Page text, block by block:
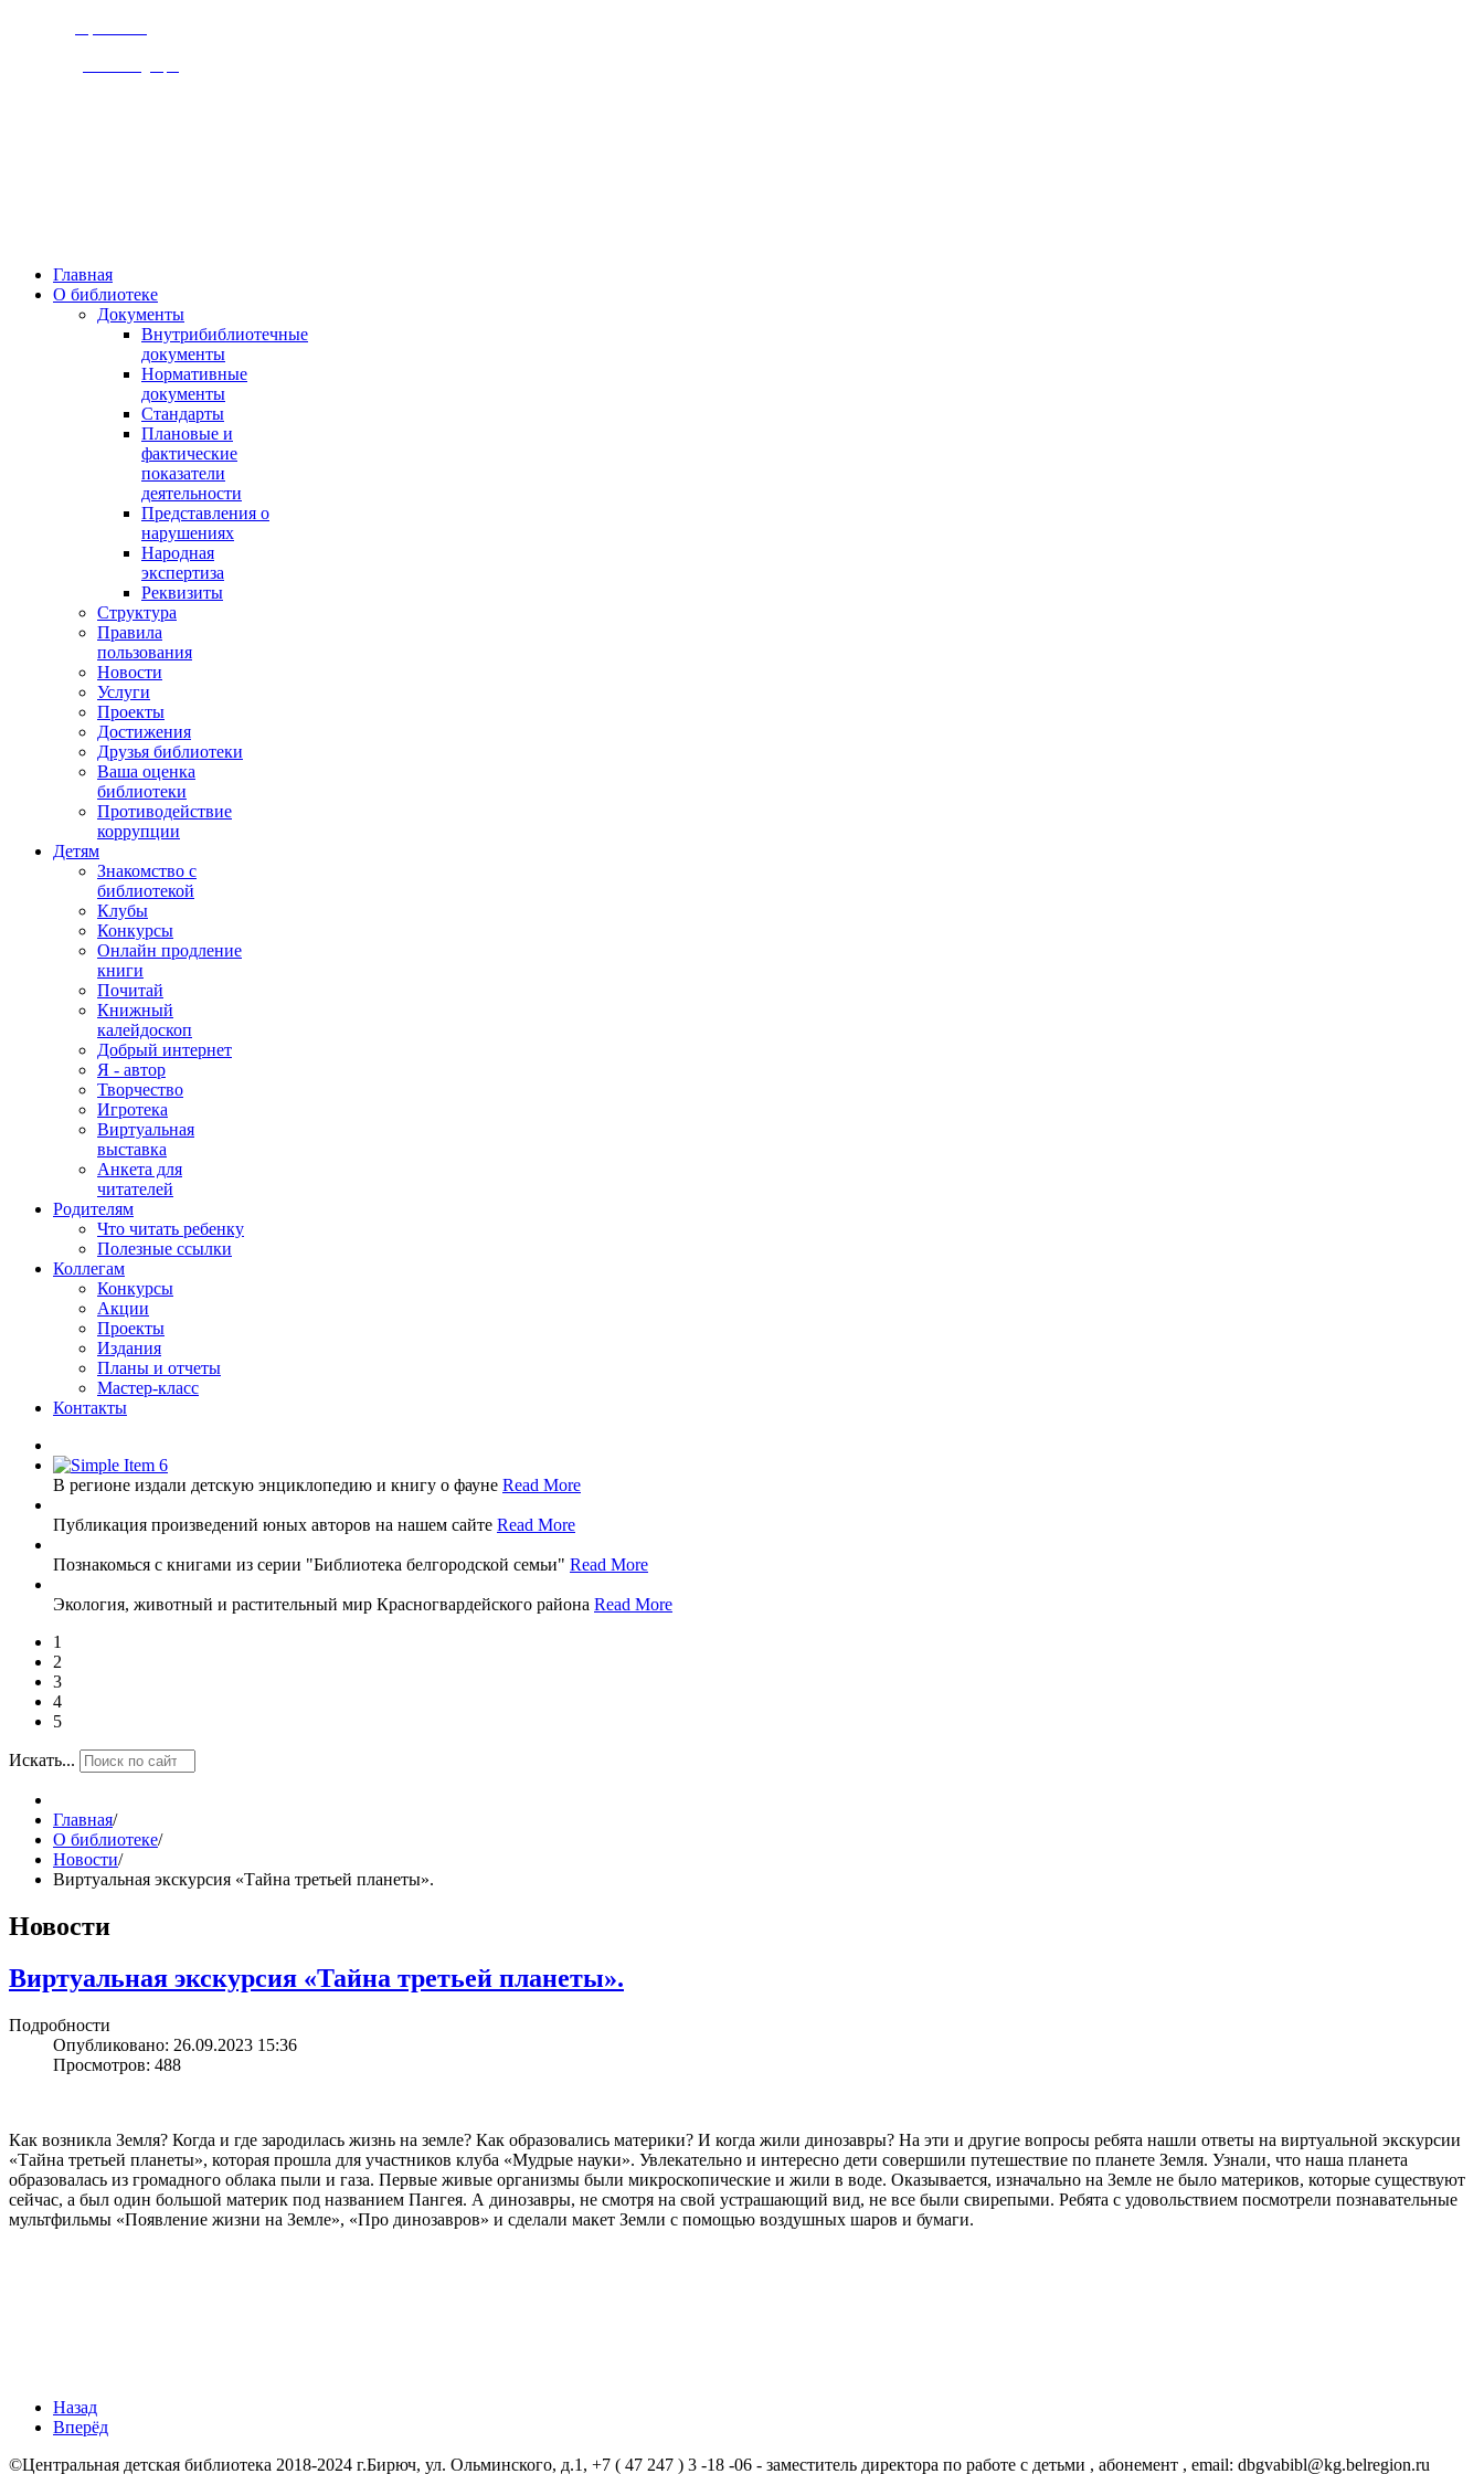
Главная
О библиотеке
Документы
Внутрибиблиотечные
документы
Нормативные
документы
Стандарты
Плановые и
фактические
показатели
деятельности
Представления о
нарушениях
Народная
экспертиза
Реквизиты
Структура
Правила
пользования
Новости
Услуги
Проекты
Достижения
Друзья библиотеки
Ваша оценка
библиотеки
Противодействие
коррупции
Детям
Знакомство с
библиотекой
Клубы
Конкурсы
Онлайн продление
книги
Почитай
Книжный
калейдоскоп
Добрый интернет
Я - автор
Творчество
Игротека
Виртуальная
выставка
Анкета для
читателей
Родителям
Что читать ребенку
Полезные ссылки
Коллегам
Конкурсы
Акции
Проекты
Издания
Планы и отчеты
Мастер-класс
Контакты
В регионе издали детскую энциклопедию и книгу о фауне Read More
Публикация произведений юных авторов на нашем сайте Read More
Познакомься с книгами из серии "Библиотека белгородской семьи" Read More
Экология, животный и растительный мир Красногвардейского района Read More
1
2
3
4
5
Искать...
Главная/
О библиотеке/
Новости/
Bиртуальная экскурсия «Тайна третьей планеты».
Новости
Bиртуальная экскурсия «Тайна третьей планеты».
Подробности
Опубликовано: 26.09.2023 15:36
Просмотров: 488
Как возникла Земля? Когда и где зародилась жизнь на земле? Как образовались материки? И когда жили динозавры? На эти и другие вопросы ребята нашли ответы на виртуальной экскурсии
«Тайна третьей планеты», которая прошла для участников клуба «Мудрые науки». Увлекательно и интересно дети совершили путешествие по планете Земля. Узнали, что наша планета
образовалась из громадного облака пыли и газа. Первые живые организмы были микроскопические и жили в воде. Оказывается, изначально на Земле не было материков, которые существуют
сейчас, а был один большой материк под названием Пангея. А динозавры, не смотря на свой устрашающий вид, не все были свирепыми. Ребята с удовольствием посмотрели познавательные
мультфильмы «Появление жизни на Земле», «Про динозавров» и сделали макет Земли с помощью воздушных шаров и бумаги.
Назад
Вперёд
©Центральная детская библиотека 2018-2024 г.Бирюч, ул. Ольминского, д.1, +7 ( 47 247 ) 3 -18 -06 - заместитель директора по работе с детьми , абонемент , email: dbgvabibl@kg.belregion.ru